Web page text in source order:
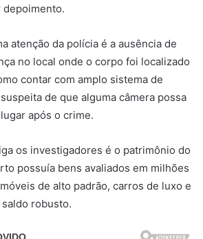
depoimento.
atenção da polícia é a ausência de
no local onde o corpo foi localizado
contar com amplo sistema de
de que alguma câmera possa
após o crime.
os investigadores é o patrimônio do
possuía bens avaliados em milhões
de alto padrão, carros de luxo e
robusto.